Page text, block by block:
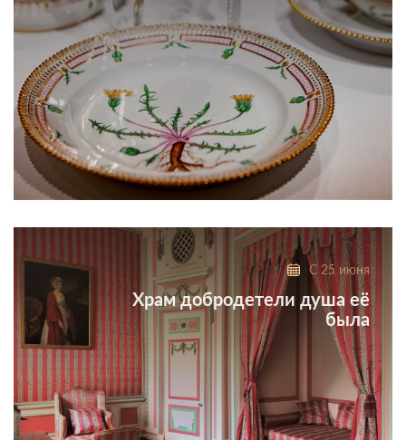
Феномен фарфора Дании последней четверти XVIII —
второй половины XХ века
С 25 июня
Храм добродетели душа её
была